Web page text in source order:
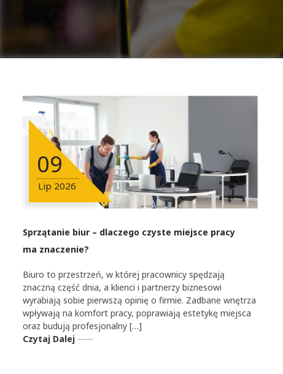
09
Lip 2026
Sprzątanie biur – dlaczego czyste miejsce pracy
ma znaczenie?
Biuro to przestrzeń, w której pracownicy spędzają
znaczną część dnia, a klienci i partnerzy biznesowi
wyrabiają sobie pierwszą opinię o firmie. Zadbane wnętrza
wpływają na komfort pracy, poprawiają estetykę miejsca
oraz budują profesjonalny […]
Czytaj Dalej